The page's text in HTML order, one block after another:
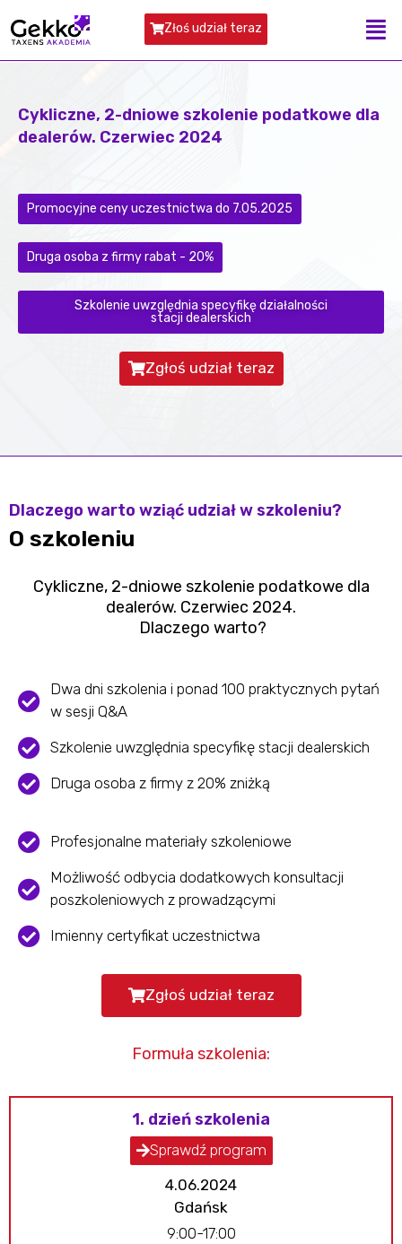
Złoś udział teraz
Cykliczne, 2-dniowe szkolenie podatkowe dla
dealerów. Czerwiec 2024
Promocyjne ceny uczestnictwa do 7.05.2025
Druga osoba z firmy rabat - 20%​
Szkolenie uwzględnia specyfikę działalności
stacji dealerskich
Zgłoś udział teraz
Dlaczego warto wziąć udział w szkoleniu?
O szkoleniu
Cykliczne, 2-dniowe szkolenie podatkowe dla
dealerów. Czerwiec 2024.
Dlaczego warto?
Dwa dni szkolenia i ponad 100 praktycznych pytań
w sesji Q&A
Szkolenie uwzględnia specyfikę stacji dealerskich
Druga osoba z firmy z 20% zniżką
Profesjonalne materiały szkoleniowe
Możliwość odbycia dodatkowych konsultacji
poszkoleniowych z prowadzącymi
Imienny certyfikat uczestnictwa
Zgłoś udział teraz
Formuła szkolenia:
1. dzień szkolenia
Sprawdź program
4.06.2024
Gdańsk
9:00-17:00